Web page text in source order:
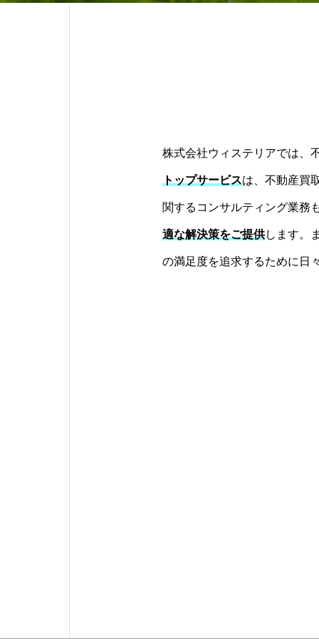
株式会社ウィステリアでは、
トップサービスは、不動産買
関するコンサルティング業務
適な解決策をご提供します。
の満足度を追求するために日